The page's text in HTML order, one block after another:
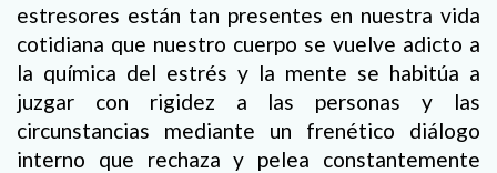
estresores están tan presentes en nuestra vida
cotidiana que nuestro cuerpo se vuelve adicto a
la química del estrés y la mente se habitúa a
juzgar con rigidez a las personas y las
circunstancias mediante un frenético diálogo
interno que rechaza y pelea constantemente